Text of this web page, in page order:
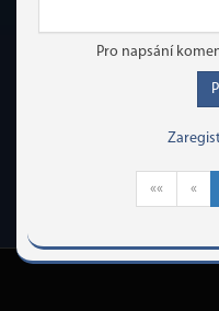
Pro napsání
«« «